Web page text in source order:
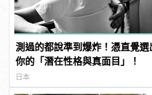
測過的都說準到爆炸！憑直覺
你的「潛在性格與真面目」！
日本